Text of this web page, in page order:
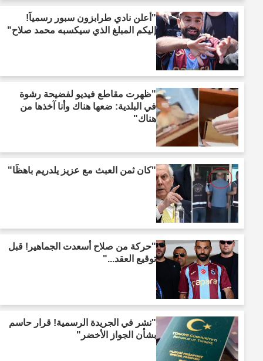
"أعلن نادي طرابزون سبور رسمياً!
إليكم المبلغ الذي سيكسبه محمد صلاح"
"ظهرت مقاطع فيديو لفضيحة رشوة
في البلدية: ضعها هناك وأنا آخذها من
هناك"
"كان ثمن العبث مع عزيز يلدريم باهظًا"
"حركة من صلاح أسعدت الجماهير! قبل
توقيع العقد..."
"نشر في الجريدة الرسمية! قرار حاسم
بشأن الجواز الأخضر"